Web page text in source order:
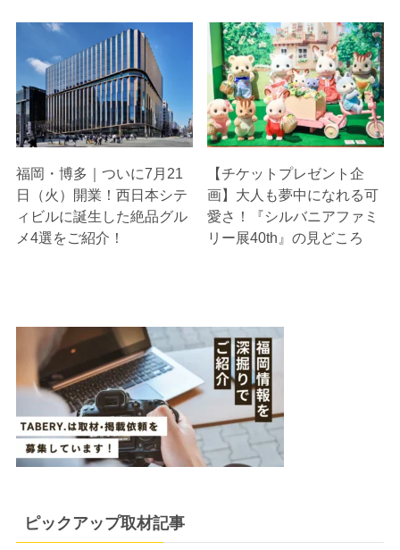
福岡・博多｜ついに7月21
日（火）開業！西日本シテ
ィビルに誕生した絶品グル
メ4選をご紹介！
【チケットプレゼント企
画】大人も夢中になれる可
愛さ！『シルバニアファミ
リー展40th』の見どころ
ピックアップ取材記事